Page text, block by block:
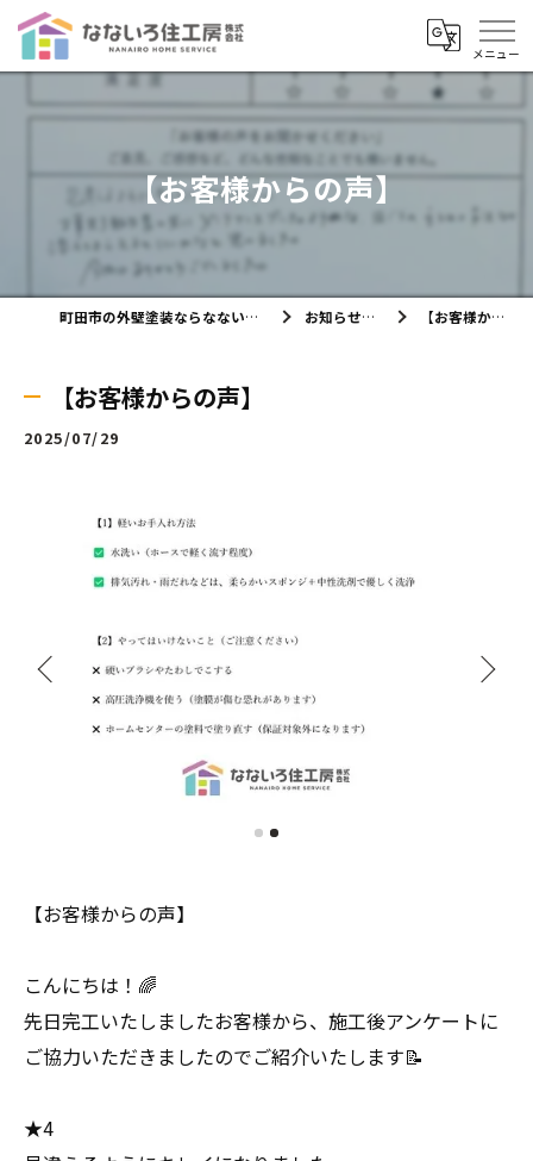
【お客様からの声】
町田市の外壁塗装ならなないろ住工房株式会社 お知らせ・ブログ 【お客様からの声】
【お客様からの声】
2025/07/29
【お客様からの声】
こんにちは！🌈
先日完工いたしましたお客様から、施工後アンケートに
ご協力いただきましたのでご紹介いたします📝
★4